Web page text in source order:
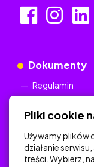
Dokumenty
Regulamin
Na skróty
Pliki cookie
Używamy plików
działanie
treści. Wybierz,